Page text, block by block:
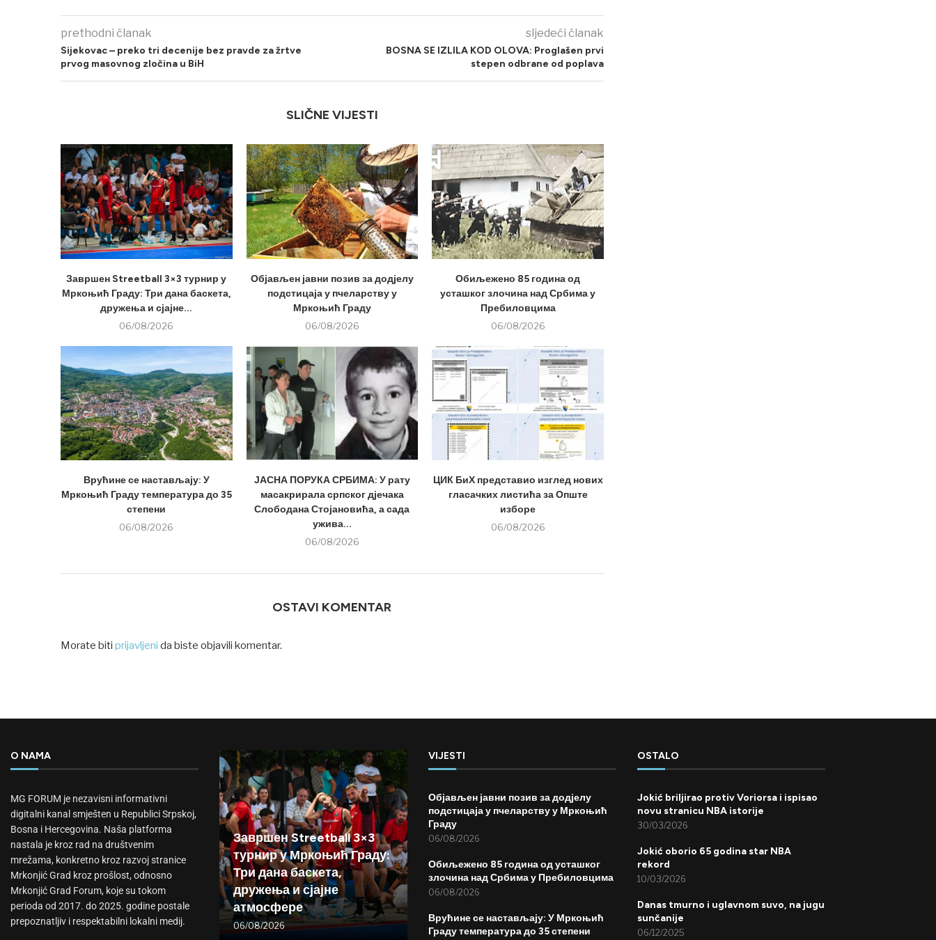
prethodni članak
Sijekovac – preko tri decenije bez pravde za žrtve
prvog masovnog zločina u BiH
sljedeći članak
BOSNA SE IZLILA KOD OLOVA: Proglašen prvi
stepen odbrane od poplava
SLIČNE VIJESTI
Завршен Streetball 3×3 турнир у
Мркоњић Граду: Три дана баскета,
дружења и сјајне...
06/08/2026
Објављен јавни позив за додјелу
подстицаја у пчеларству у
Мркоњић Граду
06/08/2026
Обиљежено 85 година од
усташког злочина над Србима у
Пребиловцима
06/08/2026
Врућине се настављају: У
Мркоњић Граду температура до 35
степени
06/08/2026
ЈАСНА ПОРУКА СРБИМА: У рату
масакрирала српског дјечака
Слободана Стојановића, а сада
ужива...
06/08/2026
ЦИК БиХ представио изглед нових
гласачких листића за Опште
изборе
06/08/2026
OSTAVI KOMENTAR
Morate biti prijavljeni da biste objavili komentar.
O NAMA
MG FORUM je nezavisni informativni
digitalni kanal smješten u Republici Srpskoj,
Bosna i Hercegovina. Naša platforma
nastala je kroz rad na društvenim
mrežama, konkretno kroz razvoj stranice
Mrkonjić Grad kroz prošlost, odnosno
Mrkonjić Grad Forum, koje su tokom
perioda od 2017. do 2025. godine postale
prepoznatljiv i respektabilni lokalni medij.
Завршен Streetball 3×3
турнир у Мркоњић Граду:
Три дана баскета,
дружења и сјајне
атмосфере
06/08/2026
VIJESTI
Објављен јавни позив за додјелу
подстицаја у пчеларству у Мркоњић
Граду
06/08/2026
Обиљежено 85 година од усташког
злочина над Србима у Пребиловцима
06/08/2026
Врућине се настављају: У Мркоњић
Граду температура до 35 степени
OSTALO
Jokić briljirao protiv Voriorsa i ispisao
novu stranicu NBA istorije
30/03/2026
Jokić oborio 65 godina star NBA
rekord
10/03/2026
Danas tmurno i uglavnom suvo, na jugu
sunčanije
06/12/2025